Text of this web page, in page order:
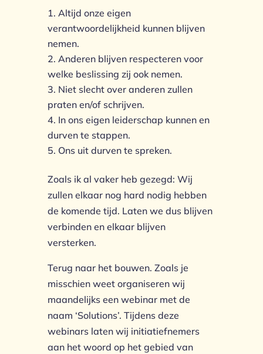
Altijd onze eigen
verantwoordelijkheid kunnen blijven
nemen.
Anderen blijven respecteren voor
welke beslissing zij ook nemen.
Niet slecht over anderen zullen
praten en/of schrijven.
In ons eigen leiderschap kunnen en
durven te stappen.
Ons uit durven te spreken.
Zoals ik al vaker heb gezegd: Wij
zullen elkaar nog hard nodig hebben
de komende tijd. Laten we dus blijven
verbinden en elkaar blijven
versterken.
Terug naar het bouwen. Zoals je
misschien weet organiseren wij
maandelijks een webinar met de
naam ‘Solutions’. Tijdens deze
webinars laten wij initiatiefnemers
aan het woord op het gebied van